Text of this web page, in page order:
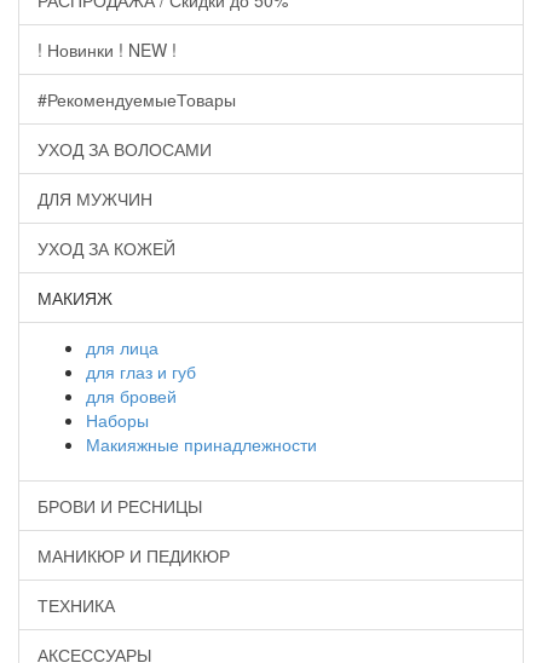
! Новинки ! NEW !
#РекомендуемыеТовары
УХОД ЗА ВОЛОСАМИ
ДЛЯ МУЖЧИН
УХОД ЗА КОЖЕЙ
МАКИЯЖ
для лица
для глаз и губ
для бровей
Наборы
Макияжные принадлежности
БРОВИ И РЕСНИЦЫ
МАНИКЮР И ПЕДИКЮР
ТЕХНИКА
АКСЕССУАРЫ